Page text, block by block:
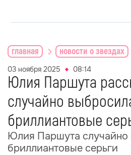
главная новости о звездах
03 ноября 2025 08:14
Юлия Паршута
случайно
бриллиантовые
Юлия Паршута случайно
бриллиантовые серьги